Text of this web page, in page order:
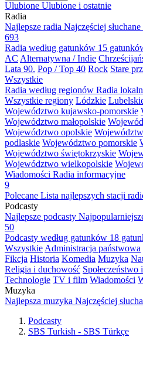
Ulubione Ulubione i ostatnie
Radia
Najlepsze radia Najczęściej słuchane
693
Radia według gatunków 15
AC Alternatywna / Indie
Lata 90. Pop / Top 40 Rock Stare
Wszystkie
Radia według regionów Radia
Wszystkie regiony Lódzkie
Województwo kujawsko-pomorskie
Województwo małopolskie
Województwo opolskie
podlaskie Województwo pomorskie
Województwo świętokrzyskie
Województwo wielkopolskie
Wiadomości Radia informacyjne
9
Polecane Lista najlepszych stacji
Podcasty
Najlepsze podcasty
50
Podcasty według gatunków 18
Wszystkie Administracja państwowa
Fikcja Historia Komedia Muzyka
Religia i duchowość Społeczeństwo
Technologie TV i film Wiadomości
Muzyka
Najlepsza muzyka Najczęściej
Podcasty
SBS Turkish - SBS Türkçe